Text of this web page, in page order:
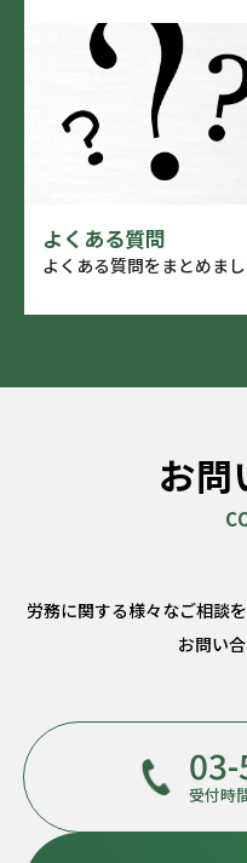
よくある質問
よくある質問をまとめまし
お問
労務に関する様々なご相談
お問い
受付時